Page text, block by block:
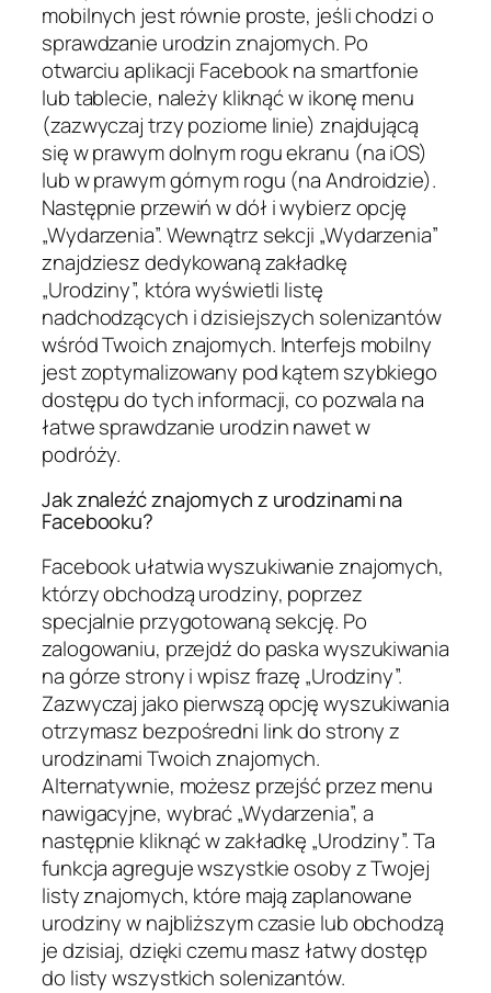
mobilnych jest równie proste, jeśli chodzi o
sprawdzanie urodzin znajomych. Po
otwarciu aplikacji Facebook na smartfonie
lub tablecie, należy kliknąć w ikonę menu
(zazwyczaj trzy poziome linie) znajdującą
się w prawym dolnym rogu ekranu (na iOS)
lub w prawym górnym rogu (na Androidzie).
Następnie przewiń w dół i wybierz opcję
„Wydarzenia”. Wewnątrz sekcji „Wydarzenia”
znajdziesz dedykowaną zakładkę
„Urodziny”, która wyświetli listę
nadchodzących i dzisiejszych solenizantów
wśród Twoich znajomych. Interfejs mobilny
jest zoptymalizowany pod kątem szybkiego
dostępu do tych informacji, co pozwala na
łatwe sprawdzanie urodzin nawet w
podróży.
Jak znaleźć znajomych z urodzinami na
Facebooku?
Facebook ułatwia wyszukiwanie znajomych,
którzy obchodzą urodziny, poprzez
specjalnie przygotowaną sekcję. Po
zalogowaniu, przejdź do paska wyszukiwania
na górze strony i wpisz frazę „Urodziny”.
Zazwyczaj jako pierwszą opcję wyszukiwania
otrzymasz bezpośredni link do strony z
urodzinami Twoich znajomych.
Alternatywnie, możesz przejść przez menu
nawigacyjne, wybrać „Wydarzenia”, a
następnie kliknąć w zakładkę „Urodziny”. Ta
funkcja agreguje wszystkie osoby z Twojej
listy znajomych, które mają zaplanowane
urodziny w najbliższym czasie lub obchodzą
je dzisiaj, dzięki czemu masz łatwy dostęp
do listy wszystkich solenizantów.